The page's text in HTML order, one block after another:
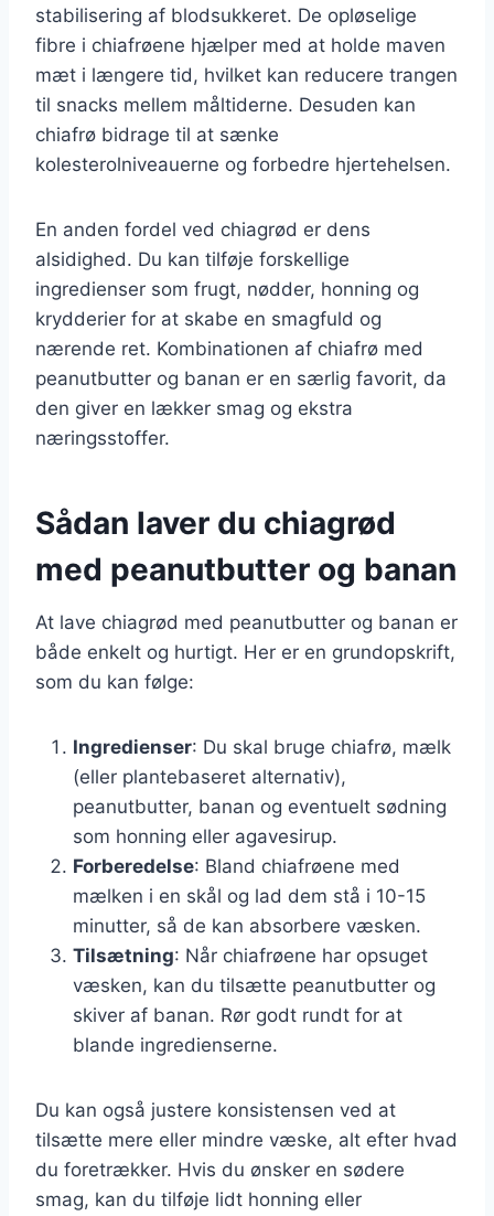
stabilisering af blodsukkeret. De opløselige
fibre i chiafrøene hjælper med at holde maven
mæt i længere tid, hvilket kan reducere trangen
til snacks mellem måltiderne. Desuden kan
chiafrø bidrage til at sænke
kolesterolniveauerne og forbedre hjertehelsen.
En anden fordel ved chiagrød er dens
alsidighed. Du kan tilføje forskellige
ingredienser som frugt, nødder, honning og
krydderier for at skabe en smagfuld og
nærende ret. Kombinationen af chiafrø med
peanutbutter og banan er en særlig favorit, da
den giver en lækker smag og ekstra
næringsstoffer.
Sådan laver du chiagrød
med peanutbutter og banan
At lave chiagrød med peanutbutter og banan er
både enkelt og hurtigt. Her er en grundopskrift,
som du kan følge:
Ingredienser: Du skal bruge chiafrø, mælk
(eller plantebaseret alternativ),
peanutbutter, banan og eventuelt sødning
som honning eller agavesirup.
Forberedelse: Bland chiafrøene med
mælken i en skål og lad dem stå i 10-15
minutter, så de kan absorbere væsken.
Tilsætning: Når chiafrøene har opsuget
væsken, kan du tilsætte peanutbutter og
skiver af banan. Rør godt rundt for at
blande ingredienserne.
Du kan også justere konsistensen ved at
tilsætte mere eller mindre væske, alt efter hvad
du foretrækker. Hvis du ønsker en sødere
smag, kan du tilføje lidt honning eller